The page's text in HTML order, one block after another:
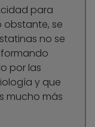
para
obstante, se
no se
por las
y que
mucho más